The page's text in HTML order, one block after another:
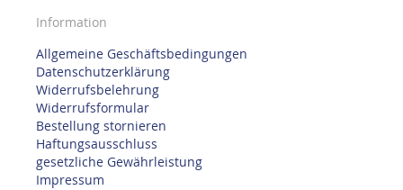
Information
Allgemeine Geschäftsbedingungen
Datenschutzerklärung
Widerrufsbelehrung
Widerrufsformular
Bestellung stornieren
Haftungsausschluss
gesetzliche Gewährleistung
Impressum